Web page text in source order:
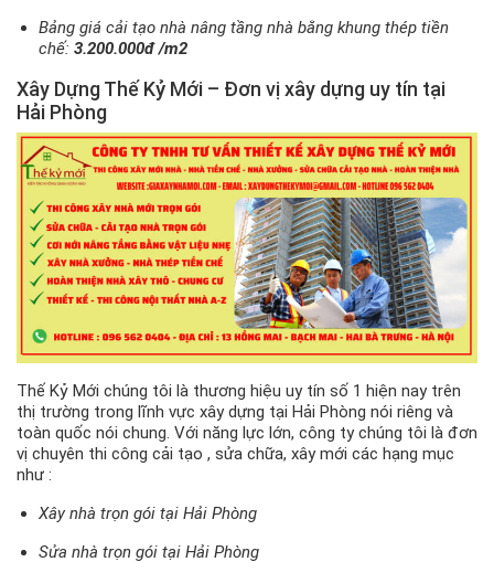
Bảng giá cải tạo nhà nâng tầng nhà bằng khung thép tiền
chế: 3.200.000đ /m2
Xây Dựng Thế Kỷ Mới – Đơn vị xây dựng uy tín tại
Hải Phòng
Thế Kỷ Mới chúng tôi là thương hiệu uy tín số 1 hiện nay trên
thị trường trong lĩnh vực xây dựng tại Hải Phòng nói riêng và
toàn quốc nói chung. Với năng lực lớn, công ty chúng tôi là đơn
vị chuyên thi công cải tạo , sửa chữa, xây mới các hạng mục
như :
Xây nhà trọn gói tại Hải Phòng
Sửa nhà trọn gói tại Hải Phòng